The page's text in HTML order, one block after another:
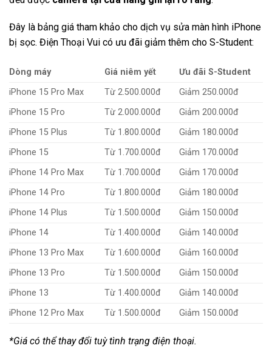
Đây là bảng giá tham khảo cho dịch vụ sửa màn hình iPhone
bị sọc. Điện Thoại Vui có ưu đãi giảm thêm cho S-Student:
Dòng máy Giá niêm yết
Ưu đãi S-Student
iPhone 15 Pro Max
Từ 2.500.000đ
Giảm 250.000đ
iPhone 15 Pro
Từ 2.000.000đ
Giảm 200.000đ
iPhone 15 Plus
Từ 1.800.000đ
Giảm 180.000đ
iPhone 15
Từ 1.700.000đ
Giảm 170.000đ
iPhone 14 Pro Max
Từ 1.700.000đ
Giảm 170.000đ
iPhone 14 Pro
Từ 1.800.000đ
Giảm 180.000đ
iPhone 14 Plus
Từ 1.500.000đ
Giảm 150.000đ
iPhone 14
Từ 1.400.000đ
Giảm 140.000đ
iPhone 13 Pro Max
Từ 1.600.000đ
Giảm 160.000đ
iPhone 13 Pro
Từ 1.500.000đ
Giảm 150.000đ
iPhone 13
Từ 1.400.000đ
Giảm 140.000đ
iPhone 12 Pro Max
Từ 1.500.000đ Giảm 150.000đ
*Giá có thể thay đổi tuỳ tình trạng điện thoại.